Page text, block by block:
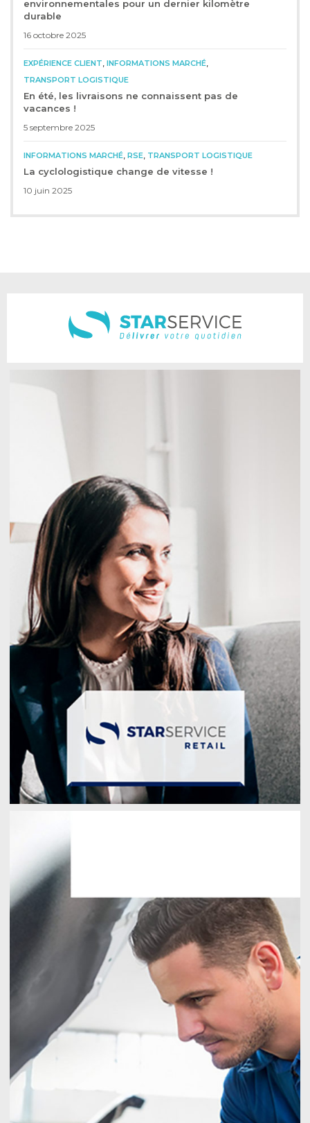
environnementales pour un dernier kilomètre
durable
16 octobre 2025
EXPÉRIENCE CLIENT INFORMATIONS MARCHÉ
TRANSPORT LOGISTIQUE
En été, les livraisons ne connaissent pas de
vacances !
5 septembre 2025
INFORMATIONS MARCHÉ RSE TRANSPORT LOGISTIQUE
La cyclologistique change de vitesse !
10 juin 2025